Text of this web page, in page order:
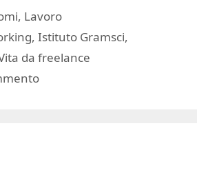
, Lavoro
,Istituto Gramsci,
da freelance